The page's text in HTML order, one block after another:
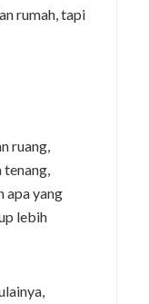
rumah, tapi
ruang,
tenang,
apa yang
lebih